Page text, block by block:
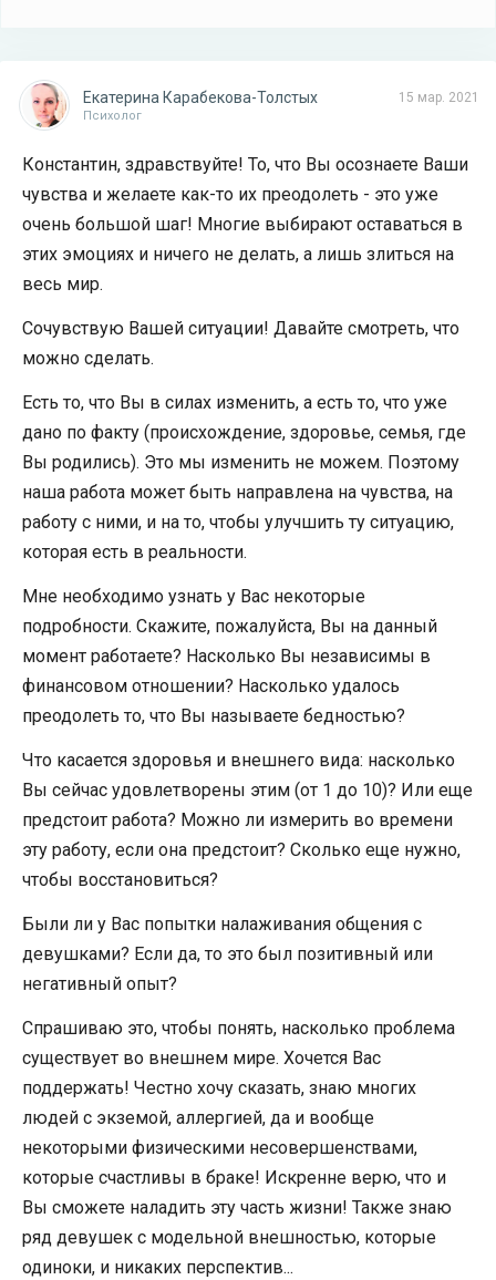
15 мар. 2021
Екатерина Карабекова-Толстых
Психолог
Константин, здравствуйте! То, что Вы осознаете Ваши
чувства и желаете как-то их преодолеть - это уже
очень большой шаг! Многие выбирают оставаться в
этих эмоциях и ничего не делать, а лишь злиться на
весь мир.
Сочувствую Вашей ситуации! Давайте смотреть, что
можно сделать.
Есть то, что Вы в силах изменить, а есть то, что уже
дано по факту (происхождение, здоровье, семья, где
Вы родились). Это мы изменить не можем. Поэтому
наша работа может быть направлена на чувства, на
работу с ними, и на то, чтобы улучшить ту ситуацию,
которая есть в реальности.
Мне необходимо узнать у Вас некоторые
подробности. Скажите, пожалуйста, Вы на данный
момент работаете? Насколько Вы независимы в
финансовом отношении? Насколько удалось
преодолеть то, что Вы называете бедностью?
Что касается здоровья и внешнего вида: насколько
Вы сейчас удовлетворены этим (от 1 до 10)? Или еще
предстоит работа? Можно ли измерить во времени
эту работу, если она предстоит? Сколько еще нужно,
чтобы восстановиться?
Были ли у Вас попытки налаживания общения с
девушками? Если да, то это был позитивный или
негативный опыт?
Спрашиваю это, чтобы понять, насколько проблема
существует во внешнем мире. Хочется Вас
поддержать! Честно хочу сказать, знаю многих
людей с экземой, аллергией, да и вообще
некоторыми физическими несовершенствами,
которые счастливы в браке! Искренне верю, что и
Вы сможете наладить эту часть жизни! Также знаю
ряд девушек с модельной внешностью, которые
одиноки, и никаких перспектив...